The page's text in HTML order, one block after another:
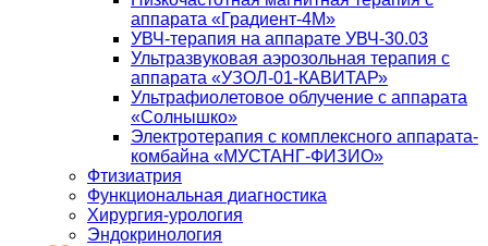
аппарата «Градиент-4М»
УВЧ-терапия на аппарате УВЧ-30.03
Ультразвуковая аэрозольная терапия с
аппарата «УЗОЛ-01-КАВИТАР»
Ультрафиолетовое облучение с аппарата
«Солнышко»
Электротерапия с комплексного аппарата-
комбайна «МУСТАНГ-ФИЗИО»
Фтизиатрия
Функциональная диагностика
Хирургия-урология
Эндокринология